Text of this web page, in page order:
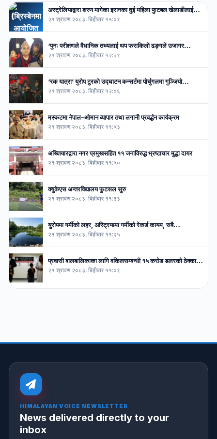
अस्ट्रेलियाद्वारा शरण मागेका इरानका दुई महिला फुटबल खेलाडीलाई…
२१ श्रावण २०८३, बिहीबार १५:०९
‘पुनः परीक्षणले वैधानिक तथ्यलाई थप फराकिलो ढङ्गले उजागर…
२१ श्रावण २०८३, बिहीबार १२:२९
‘रक यात्रा’ युरोप टुरको उद्घाटन कन्सर्टमा पोर्चुगलमा गुञ्जियो…
२१ श्रावण २०८३, बिहीबार १२:०६
मस्कटमा नेपाल–ओमान व्यापार तथा लगानी प्रवर्द्धन कार्यक्रम
२१ श्रावण २०८३, बिहीबार ११:५३
अख्तियारद्वारा नगर प्रमुखसहित ११ जनाविरुद्ध भ्रष्टाचार मुद्धा दायर
२१ श्रावण २०८३, बिहीबार ११:५०
क्युकेएस अन्तरविद्यालय फुटसल सुरु
२१ श्रावण २०८३, बिहीबार ११:३३
युरोपमा गर्मीको लहर, अस्ट्रियामा गर्मीको रेकर्ड कायम, सबै…
२१ श्रावण २०८३, बिहीबार ११:२५
प्रवासी बालबालिकाका लागि वकिलसम्बन्धी १५ करोड डलरको ठेक्का…
२१ श्रावण २०८३, बिहीबार ११:०९
HIMALAYAN VOICE NEWSLETTER
News delivered directly to your
inbox